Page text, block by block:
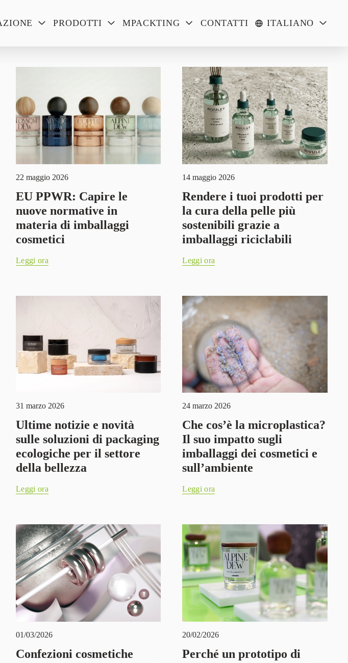
PRODOTTI MPACKTING CONTATTI ITALIANO
22 maggio 2026
EU PPWR: Capire le
nuove normative in
materia di imballaggi
cosmetici
Leggi ora
14 maggio 2026
Rendere i tuoi prodotti per
la cura della pelle più
sostenibili grazie a
imballaggi riciclabili
Leggi ora
31 marzo 2026
Ultime notizie e novità
sulle soluzioni di packaging
ecologiche per il settore
della bellezza
Leggi ora
24 marzo 2026
Che cos’è la microplastica?
Il suo impatto sugli
imballaggi dei cosmetici e
sull’ambiente
Leggi ora
01/03/2026
Confezioni cosmetiche
20/02/2026
Perché un prototipo di